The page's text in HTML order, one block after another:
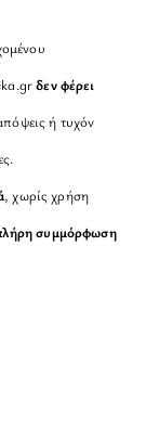
δεν φέρει
ή τυχόν
, χωρίς χρήση
συμμόρφωση